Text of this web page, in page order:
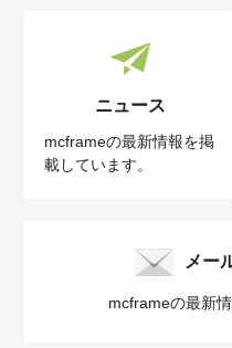
ニュース
mcframeの最新情報を掲
載しています。
メー
mcframeの最新